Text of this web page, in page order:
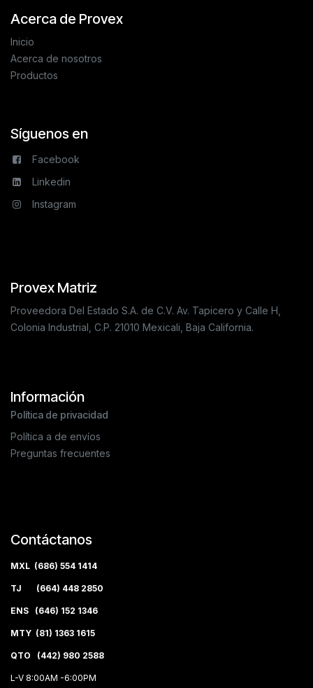
Acerca de Provex
Inicio
Acerca de nosotros
Productos
Síguenos en
Facebook
Linkedin
Instagram
Provex Matriz
Proveedora Del Estado S.A. de C.V. Av. Tapicero y Calle H,
Colonia Industrial, C.P. 21010 Mexicali, Baja California.
Información
Política de privacidad
Política a de envíos
Preguntas frecuentes
Contáctanos
MXL (686) 554 1414
TJ (664) 448 2850
ENS (646) 152 1346
MTY (81) 1363 1615
QTO (442) 980 2588
L-V 8:00AM -6:00PM